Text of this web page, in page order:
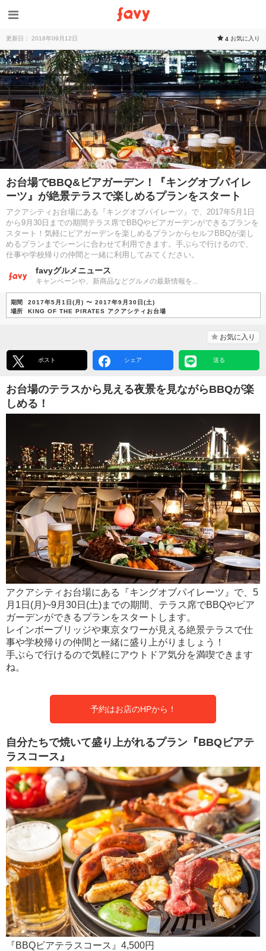
更新日： 2018年09月12日 4 お気に入り
お台場でBBQ&ビアガーデン！『キングオブパイレ
ーツ』が絶景テラスで楽しめるプランをスタート
アクアシティお台場にある『キングオブパイレーツ』で、2017年5月1日
から9月30日までの期間テラス席でBBQやビアガーデンができるプランを
スタート！気軽にビアガーデンを楽しめるプランからセルフBBQが楽し
めるプランまでシーンに合わせて利用できます。手ぶらで行けるので、
仕事や学校帰りの仲間と一緒に利用してみてください。
favyグルメニュース
キャンペーンや、新商品などグルメの最新情報を...
期間
2017年5月1日(月) 〜 2017年9月30日(土)
場所
KING OF THE PIRATES アクアシティお台場
お気に入り
ポスト シェア 送る
お台場のテラスから見える夜景を見ながらBBQが楽
しめる！
アクアシティお台場にある『キングオブパイレーツ』で、5
月1日(月)~9月30日(土)までの期間、テラス席でBBQやビア
ガーデンができるプランをスタートします。
レインボーブリッジや東京タワーが見える絶景テラスで仕
事や学校帰りの仲間と一緒に盛り上がりましょう！
手ぶらで行けるので気軽にアウトドア気分を満喫できます
ね。
予約はお店のHPから！
自分たちで焼いて盛り上がれるプラン『BBQビアテ
ラスコース』
『BBQビアテラスコース』4,500円